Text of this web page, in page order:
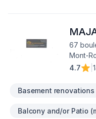
souci du détail, afin
surprises.Nous croyons
autant sur le résultat final
réalisée. C’est pourquoi
communication, la
espaces harmonieux,
votre résidence,
67
Mont-
4.7
Basement renovations
Balcony and/or Patio